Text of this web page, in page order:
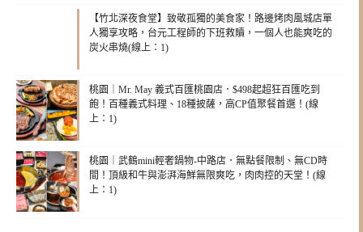
【竹北深夜食堂】致敬孤獨的美食家！路邊烤肉風城店單
人獨享攻略，台元工程師的下班救贖，一個人也能爽吃的
炭火串燒(線上：1)
桃園｜Mr. May 義式百匯桃園店．$498起超狂百匯吃到
飽！百種義式料理、18種披薩，高CP值聚餐首選！(線
上：1)
桃園｜武鶴mini輕奢鍋物-中路店．無點餐限制、無CD時
間！頂級和牛與澎湃海鮮無限爽吃，肉肉控的天堂！(線
上：1)